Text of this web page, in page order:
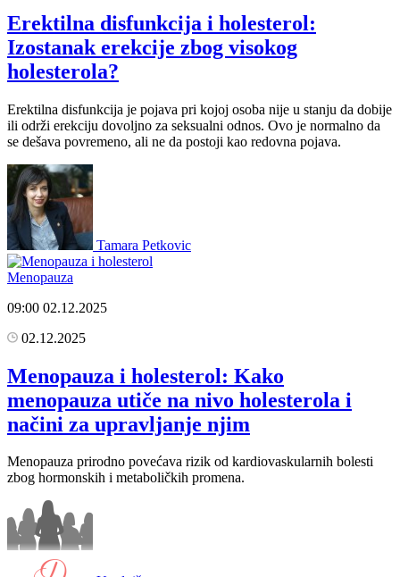
Erektilna disfunkcija i holesterol:
Izostanak erekcije zbog visokog
holesterola?
Erektilna disfunkcija je pojava pri kojoj osoba nije u stanju da dobije
ili održi erekciju dovoljno za seksualni odnos. Ovo je normalno da
se dešava povremeno, ali ne da postoji kao redovna pojava.
Tamara Petkovic
Menopauza
09:00 02.12.2025
02.12.2025
Menopauza i holesterol: Kako
menopauza utiče na nivo holesterola i
načini za upravljanje njim
Menopauza prirodno povećava rizik od kardiovaskularnih bolesti
zbog hormonskih i metaboličkih promena.